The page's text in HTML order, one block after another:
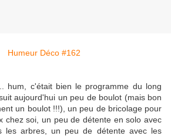
hum, c'était bien le programme du long
aujourd'hui un peu de boulot (mais bon
un boulot !!!), un peu de bricolage pour
chez soi, un peu de détente en solo avec
les arbres, un peu de détente avec les